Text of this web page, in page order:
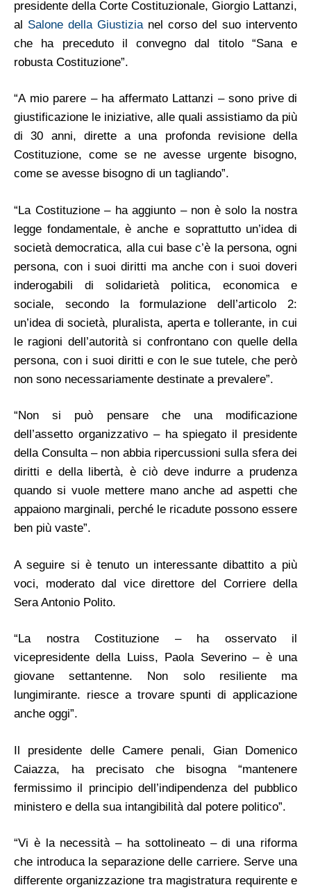
presidente della Corte Costituzionale, Giorgio Lattanzi,
al Salone della Giustizia nel corso del suo intervento
che ha preceduto il convegno dal titolo “Sana e
robusta Costituzione”.
“A mio parere – ha affermato Lattanzi – sono prive di
giustificazione le iniziative, alle quali assistiamo da più
di 30 anni, dirette a una profonda revisione della
Costituzione, come se ne avesse urgente bisogno,
come se avesse bisogno di un tagliando”.
“La Costituzione – ha aggiunto – non è solo la nostra
legge fondamentale, è anche e soprattutto un’idea di
società democratica, alla cui base c’è la persona, ogni
persona, con i suoi diritti ma anche con i suoi doveri
inderogabili di solidarietà politica, economica e
sociale, secondo la formulazione dell’articolo 2:
un’idea di società, pluralista, aperta e tollerante, in cui
le ragioni dell’autorità si confrontano con quelle della
persona, con i suoi diritti e con le sue tutele, che però
non sono necessariamente destinate a prevalere”.
“Non si può pensare che una modificazione
dell’assetto organizzativo – ha spiegato il presidente
della Consulta – non abbia ripercussioni sulla sfera dei
diritti e della libertà, è ciò deve indurre a prudenza
quando si vuole mettere mano anche ad aspetti che
appaiono marginali, perché le ricadute possono essere
ben più vaste”.
A seguire si è tenuto un interessante dibattito a più
voci, moderato dal vice direttore del Corriere della
Sera Antonio Polito.
“La nostra Costituzione – ha osservato il
vicepresidente della Luiss, Paola Severino – è una
giovane settantenne. Non solo resiliente ma
lungimirante. riesce a trovare spunti di applicazione
anche oggi”.
Il presidente delle Camere penali, Gian Domenico
Caiazza, ha precisato che bisogna “mantenere
fermissimo il principio dell’indipendenza del pubblico
ministero e della sua intangibilità dal potere politico”.
“Vi è la necessità – ha sottolineato – di una riforma
che introduca la separazione delle carriere. Serve una
differente organizzazione tra magistratura requirente e